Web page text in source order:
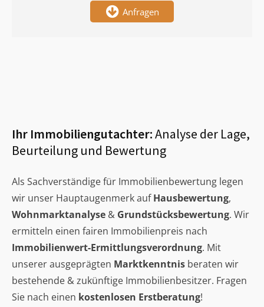
Anfragen
Ihr Immobiliengutachter:Analyse der Lage,
Beurteilung und Bewertung
Als Sachverständige für Immobilienbewertung legen
wir unser Hauptaugenmerk aufHausbewertung,
Wohnmarktanalyse & Grundstücksbewertung. Wir
ermitteln einen fairen Immobilienpreis nach
Immobilienwert-Ermittlungsverordnung. Mit
unserer ausgeprägten Marktkenntnis beraten wir
bestehende & zukünftige Immobilienbesitzer. Fragen
Sie nach einen kostenlosen Erstberatung!